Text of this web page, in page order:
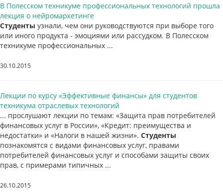
В Полесском техникуме профессиональных технологий прошла
лекция о нейромаркетинге
Студенты узнали, чем они руководствуются при выборе того
или иного продукта - эмоциями или рассудком. В Полесском
техникуме профессиональных ...
30.10.2015
Лекции по курсу «Эффективные финансы» для студентов
техникума отраслевых технологий
... прослушают лекции по темам: «Защита прав потребителей
финансовых услуг в России», «Кредит: преимущества и
недостатки» и «Налоги в нашей жизни». Студенты
познакомятся с видами финансовых услуг, правами
потребителей финансовых услуг и способами защиты своих
прав, с примерами типичных ...
26.10.2015